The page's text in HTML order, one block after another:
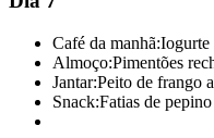
Café da manhã:Iogurte
Almoço:Pimentões
Jantar:Peito de frango
Snack:Fatias de